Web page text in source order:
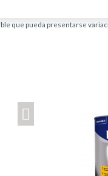
que pueda presentarse